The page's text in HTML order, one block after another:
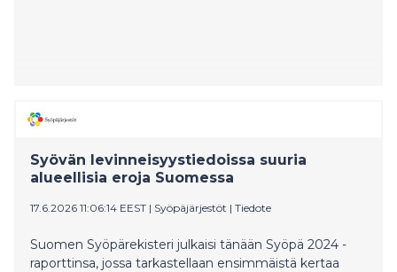
Syövän levinneisyystiedoissa suuria
alueellisia eroja Suomessa
17.6.2026 11:06:14 EEST | Syöpäjärjestöt | Tiedote
Suomen Syöpärekisteri julkaisi tänään Syöpä 2024 -
raporttinsa, jossa tarkastellaan ensimmäistä kertaa